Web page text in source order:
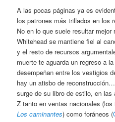
A las pocas páginas ya es
los patrones más trillados en los
No en lo que suele resultar mejor
Whitehead se mantiene fiel al
y el resto de recursos
muerte te aguarda un regreso a
desempeñan entre los vestigios
hay un atisbo de
surge de su libro de estilo, en
Z tanto en ventas nacionales
Los caminantes) como foráneos (